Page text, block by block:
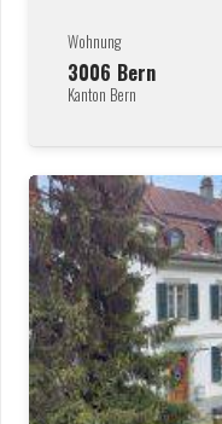
Wohnung
3006 Bern
Kanton Bern